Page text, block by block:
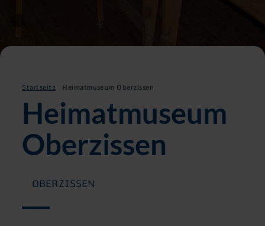
Startseite Heimatmuseum Oberzissen
Heimatmuseum
Oberzissen
OBERZISSEN